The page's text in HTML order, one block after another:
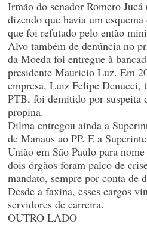
Irmão do senador Romero
dizendo que havia um
que foi refutado pelo então
Alvo também de denúncia no
da Moeda foi entregue à
presidente Mauricio Luz. Em
empresa, Luiz Felipe Denucci,
PTB, foi demitido por suspeita
propina.
Dilma entregou ainda a
de Manaus ao PP. E a
União em São Paulo para
dois órgãos foram palco de
mandato, sempre por conta de
Desde a faxina, esses cargos
servidores de carreira.
OUTRO LADO